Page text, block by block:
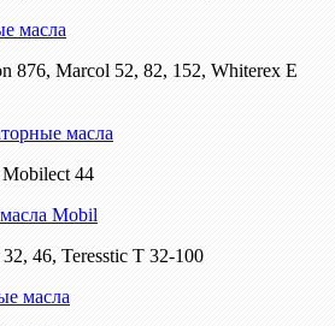
масла
876, Marcol 52, 82, 152, Whiterex E
масла
44
Mobil
46, Teresstic T 32-100
масла